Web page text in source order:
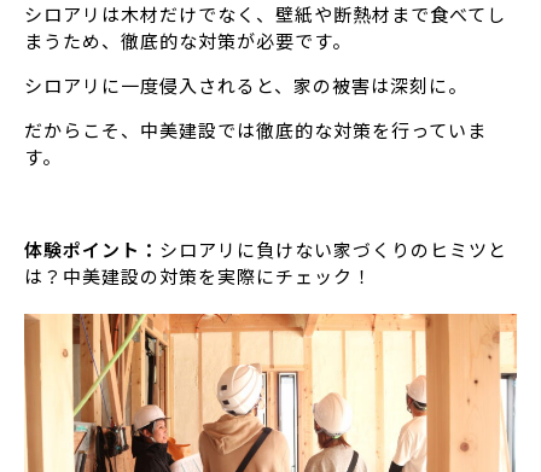
シロアリは木材だけでなく、壁紙や断熱材まで食べてし
まうため、徹底的な対策が必要です。
シロアリに一度侵入されると、家の被害は深刻に。
だからこそ、中美建設では徹底的な対策を行っていま
す。
体験ポイント： シロアリに負けない家づくりのヒミツと
は？中美建設の対策を実際にチェック！